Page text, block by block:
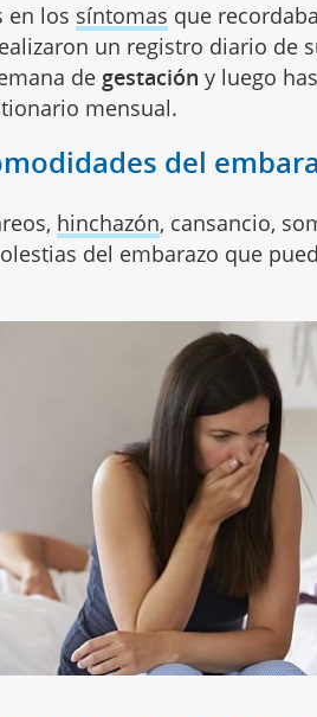
en los síntomas que
un registro diario de
de gestación y luego
mensual.
del
hinchazón, cansancio,
del embarazo que